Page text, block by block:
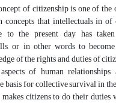
of citizenship is one of the
concepts that intellectuals in
to the present day has
or in other words to
of the rights and duties of
of human
basis for collective survival in
makes citizens to do their